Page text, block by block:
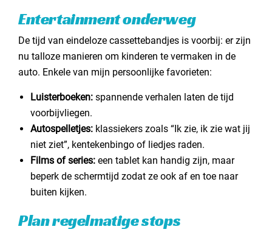
Entertainment onderweg
De tijd van eindeloze cassettebandjes is voorbij: er zijn
nu talloze manieren om kinderen te vermaken in de
auto. Enkele van mijn persoonlijke favorieten:
Luisterboeken: spannende verhalen laten de tijd
voorbijvliegen.
Autospelletjes: klassiekers zoals “Ik zie, ik zie wat jij
niet ziet”, kentekenbingo of liedjes raden.
Films of series: een tablet kan handig zijn, maar
beperk de schermtijd zodat ze ook af en toe naar
buiten kijken.
Plan regelmatige stops